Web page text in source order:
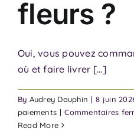
fleurs ?
Oui, vous pouvez
où et faire livrer [...]
By Audrey Dauphin | 8 juin
paiements | Commentaires
Read More